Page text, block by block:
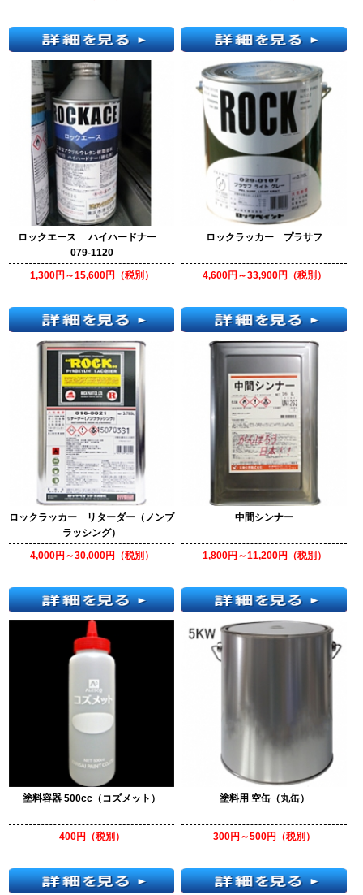
ロックエース ハイハードナー
079-1120
1,300円～15,600円（税別）
ロックラッカー プラサフ
4,600円～33,900円（税別）
ロックラッカー リターダー（ノンブ
ラッシング）
4,000円～30,000円（税別）
中間シンナー
1,800円～11,200円（税別）
塗料容器 500cc（コズメット）
400円（税別）
塗料用 空缶（丸缶）
300円～500円（税別）